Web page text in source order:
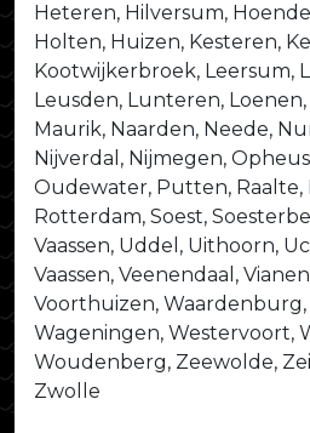
Heteren, Hilversum,
Holten, Huizen, Kesteren,
Kootwijkerbroek, Leersum,
Leusden, Lunteren, Loenen,
Maurik, Naarden, Neede,
Nijverdal, Nijmegen,
Oudewater, Putten, Raalte,
Rotterdam, Soest,
Vaassen, Uddel, Uithoorn,
Vaassen, Veenendaal,
Voorthuizen,
Wageningen, Westervoort,
Woudenberg, Zeewolde,
Zwolle